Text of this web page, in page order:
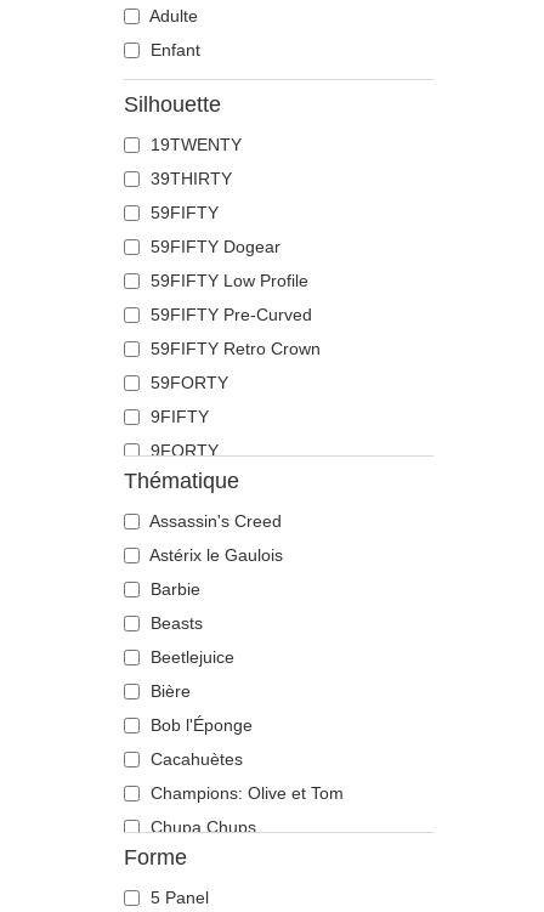
Chèvre
Chien
Chihuahua
Colombe
Coq
Corbeau
Coyote
Crabe
Crâne
Crocodile
Dauphin
Doberman
Dragon
Écureuil
Élan
Flamant
Fourmi
Guépard
Hibou
Hippopotame
Labrador retriever
Langouste
Lézard
Libellule
Licorne
Lion
Lionne
Adulte
Enfant
Silhouette
19TWENTY
39THIRTY
59FIFTY
59FIFTY Dogear
59FIFTY Low Profile
59FIFTY Pre-Curved
59FIFTY Retro Crown
59FORTY
9FIFTY
9FORTY
9FORTY APEX
9FORTY M-Crown
9SEVENTY
9TWENTY
A Frame
Casual Classic
E Frame
Open Back
Runner
The 90s
The Ball
The Retro
The Snap
Thématique
Assassin's Creed
Astérix le Gaulois
Barbie
Beasts
Beetlejuice
Bière
Bob l'Éponge
Cacahuètes
Champions: Olive et Tom
Chupa Chups
Cocktails
DC Comics
Forme
5 Panel